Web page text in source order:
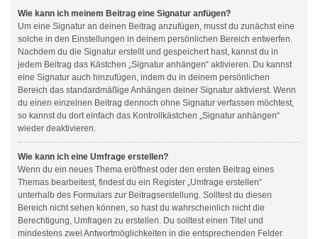
Wie kann ich meinem Beitrag eine Signatur anfügen?
Um eine Signatur an deinen Beitrag anzufügen, musst du zunächst eine
solche in den Einstellungen in deinem persönlichen Bereich entwerfen.
Nachdem du die Signatur erstellt und gespeichert hast, kannst du in
jedem Beitrag das Kästchen „Signatur anhängen“ aktivieren. Du kannst
eine Signatur auch hinzufügen, indem du in deinem persönlichen
Bereich das standardmäßige Anhängen deiner Signatur aktivierst. Wenn
du einen einzelnen Beitrag dennoch ohne Signatur verfassen möchtest,
so kannst du dort einfach das Kontrollkästchen „Signatur anhängen“
wieder deaktivieren.
Wie kann ich eine Umfrage erstellen?
Wenn du ein neues Thema eröffnest oder den ersten Beitrag eines
Themas bearbeitest, findest du ein Register „Umfrage erstellen“
unterhalb des Formulars zur Beitragserstellung. Solltest du diesen
Bereich nicht sehen können, so hast du wahrscheinlich nicht die
Berechtigung, Umfragen zu erstellen. Du solltest einen Titel und
mindestens zwei Antwortmöglichkeiten in die entsprechenden Felder